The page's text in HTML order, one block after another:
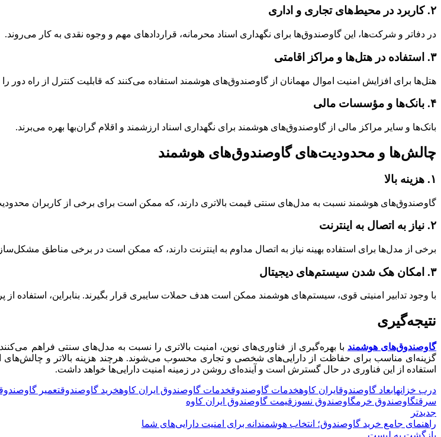
۲. کاربرد در محیط‌های تجاری و اداری
در دفاتر و شرکت‌ها، این گاوصندوق‌ها برای نگهداری اسناد محرمانه، قراردادهای مهم و وجوه نقدی به کار می‌روند.
۳. استفاده در هتل‌ها و مراکز اقامتی
هتل‌ها برای افزایش امنیت اموال مهمانان از گاوصندوق‌های هوشمند استفاده می‌کنند که قابلیت کنترل از راه دور را
۴. بانک‌ها و مؤسسات مالی
بانک‌ها و سایر مراکز مالی از گاوصندوق‌های هوشمند برای نگهداری اسناد ارزشمند و اقلام گران‌بها بهره می‌برند.
چالش‌ها و محدودیت‌های گاوصندوق‌های هوشمند
۱. هزینه بالا
گاوصندوق‌های هوشمند نسبت به مدل‌های سنتی قیمت بالاتری دارند، که ممکن است برای برخی از کاربران
۲. نیاز به اتصال به اینترنت
برخی از مدل‌ها برای استفاده بهینه نیاز به اتصال مداوم به اینترنت دارند، که ممکن است در برخی مناطق
۳. امکان هک شدن سیستم‌های دیجیتال
با وجود تدابیر امنیتی قوی، سیستم‌های هوشمند ممکن است هدف حملات سایبری قرار بگیرند. بنابراین، استفاده
نتیجه‌گیری
گاوصندوق‌های هوشمند با بهره‌گیری از فناوری‌های نوین، امنیت بالاتری را نسبت به مدل‌های سنتی فراهم
گزینه‌ای مناسب برای حفاظت از دارایی‌های شخصی و تجاری محسوب می‌شوند. هرچند هزینه بالاتر و چالش‌های
استفاده از این فناوری در حال گسترش است و آینده‌ای روشن در زمینه امنیت دارایی‌ها خواهد داشت.
درب خزانهابعاد گاوصندوقایران کاوهخدمات گاوصندوقخدمات گاوصندوق ایران کاوهخرید گاوصندوقتعمیر
سرقتگاوصندوق خرمگاوصندوق نسوز قیمت گاوصندوق ایران کاوه
جدیدتر
راهنمای جامع خرید گاوصندوق؛ انتخاب هوشمندانه برای امنیت دارایی‌های شما